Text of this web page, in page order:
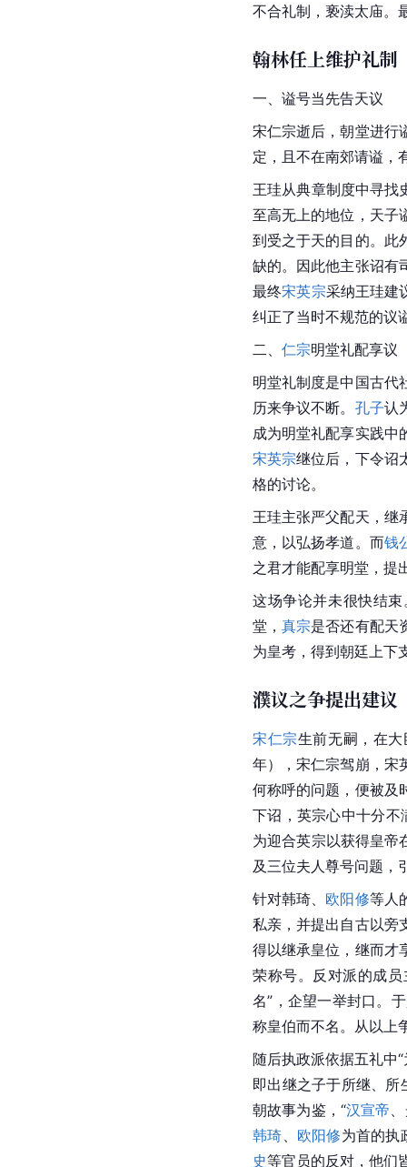
不合礼制，亵渎太庙。
翰林任上维护礼制
一、谥号当先告天议
宋仁宗逝后，朝堂进行
定，且不在南郊请谥，
王珪从典章制度中寻找
至高无上的地位，天子
到受之于天的目的。此
缺的。因此他主张诏有
最终宋英宗采纳王珪建
纠正了当时不规范的议
二、 仁宗明堂礼配享议
明堂礼制度是中国古代
历来争议不断。 孔子认
成为明堂礼配享实践中
宋英宗继位后，下令诏
格的讨论。
王珪主张严父配天，继
意，以弘扬孝道。而钱
之君才能配享明堂，提
这场争论并未很快结束
堂，真宗是否还有配天
为皇考，得到朝廷上下
濮议之争提出建议
宋仁宗生前无嗣，在
年），宋仁宗驾崩，宋
何称呼的问题，便被及
下诏，英宗心中十分
为迎合英宗以获得皇帝
及三位夫人尊号问题，
针对韩琦、 欧阳修等人
私亲，并提出自古以旁
得以继承皇位，继而才
荣称号。反对派的成
名”，企望一举封口。
称皇伯而不名。从以上
随后执政派依据五礼中
即出继之子于所继、所
朝故事为鉴，“汉宣帝
韩琦
欧阳修为首的执
史等官员的反对，他们